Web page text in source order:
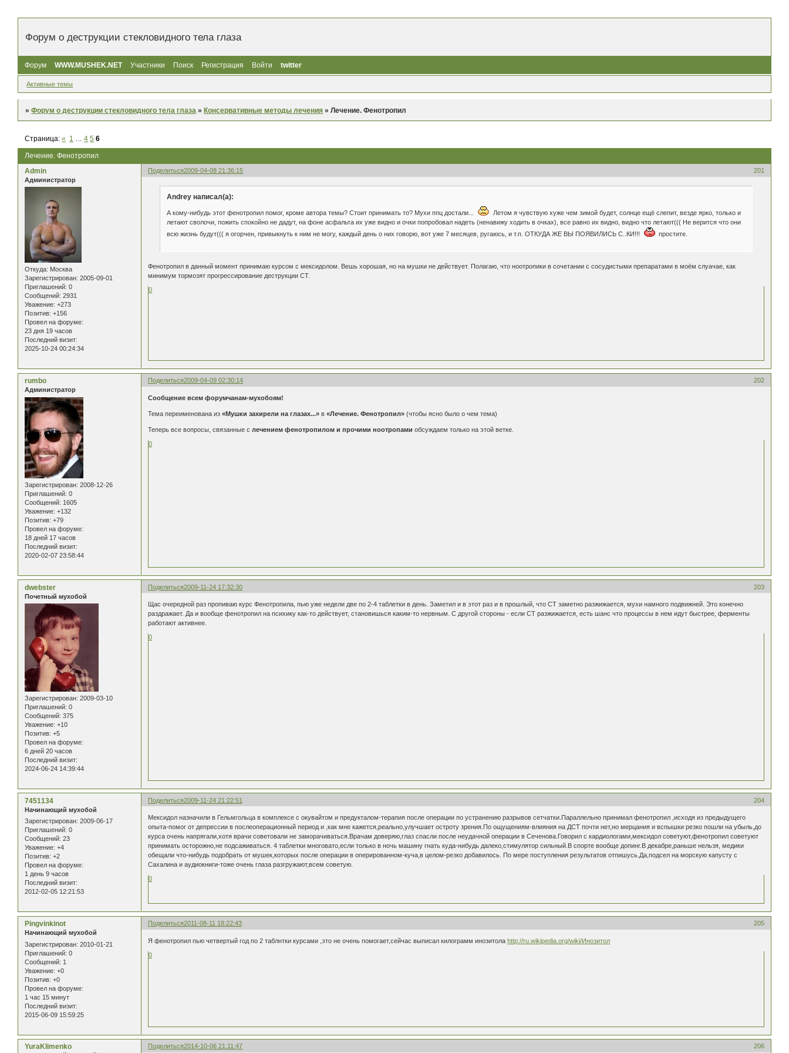
Форум о деструкции стекловидного тела глаза
Форум WWW.MUSHEK.NET Участники Поиск Регистрация Войти twitter
Активные темы
»Форум о деструкции стекловидного тела глаза »Консервативные методы лечения »Лечение. Фенотропил
Лечение. Фенотропил
Страница:« 1 … 4 5 6
Поделиться 201
2009-04-08 21:36:15
Admin
Администратор
Откуда: Москва
Зарегистрирован: 2005-09-01
Приглашений: 0
Сообщений: 2931
Уважение: +273
Позитив: +156
Провел на форуме:
23 дня 19 часов
Последний визит:
2025-10-24 00:24:34
Andrey написал(а):
А кому-нибудь этот фенотропил помог, кроме автора темы? Стоит принимать то? Мухи ппц достали...
Летом я чувствую хуже чем зимой будет, солнце ещё слепит, везде ярко, только и
летают сволочи, пожить спокойно не дадут, на фоне асфальта их уже видно и очки попробовал надеть (ненавижу ходить в очках), все равно их видно, видно что летают((( Не верится что они
всю жизнь будут((( я огорчен, привыкнуть к ним не могу, каждый день о них говорю, вот уже 7 месяцев, ругаюсь, и т.п. ОТКУДА ЖЕ ВЫ ПОЯВИЛИСЬ С..КИ!!!
простите.
Фенотропил в данный момент принимаю курсом с мексидолом. Вешь хорошая, но на мушки не действует. Полагаю, что ноотропики в сочетании с сосудистыми препаратами в моём слуачае, как
минимум тормозят прогрессирование деструкции СТ.
0
Поделиться 202
2009-04-09 02:30:14
rumbo
Администратор
Зарегистрирован: 2008-12-26
Приглашений: 0
Сообщений: 1605
Уважение: +132
Позитив: +79
Провел на форуме:
18 дней 17 часов
Последний визит:
2020-02-07 23:58:44
Сообщение всем форумчанам-мухобоям!
Тема переименована из«Мушки захирели на глазах...» в«Лечение. Фенотропил» (чтобы ясно было о чем тема)
Теперь все вопросы, связанные с лечением фенотропилом и прочими ноотропами обсуждаем только на этой ветке.
0
Поделиться 203
2009-11-24 17:32:30
dwebster
Почетный мухобой
Зарегистрирован: 2009-03-10
Приглашений: 0
Сообщений: 375
Уважение: +10
Позитив: +5
Провел на форуме:
6 дней 20 часов
Последний визит:
2024-06-24 14:39:44
Щас очередной раз пропиваю курс Фенотропила, пью уже недели две по 2-4 таблетки в день. Заметил и в этот раз и в прошлый, что СТ заметно разжижается, мухи намного подвижней. Это конечно
раздражает. Да и вообще фенотропил на психику как-то действует, становишься каким-то нервным. С другой стороны - если СТ разжижается, есть шанс что процессы в нем идут быстрее, ферменты
работают активнее.
0
Поделиться 204
2009-11-24 21:22:51
7451134
Начинающий мухобой
Зарегистрирован: 2009-06-17
Приглашений: 0
Сообщений: 23
Уважение: +4
Позитив: +2
Провел на форуме:
1 день 9 часов
Последний визит:
2012-02-05 12:21:53
Мексидол назначили в Гельмгольца в комплексе с окувайтом и предукталом-терапия после операции по устранению разрывов сетчатки.Параллельно принимал фенотропил ,исходя из предыдущего
опыта-помог от депрессии в послеоперационный период и ,как мне кажется,реально,улучшает остроту зрения.По ощущениям-влияния на ДСТ почти нет,но мерцания и вспышки резко пошли на убыль,до
курса очень напрягали,хотя врачи советовали не заморачиваться.Врачам доверяю,глаз спасли после неудачной операции в Сеченова.Говорил с кардиологами,мексидол советуют,фенотропил советуют
принимать осторожно,не подсаживаться. 4 таблетки многовато,если только в ночь машину гнать куда-нибудь далеко,стимулятор сильный.В спорте вообще допинг.В декабре,раньше нельзя, медики
обещали что-нибудь подобрать от мушек,которых после операции в оперированном-куча,в целом-резко добавилось. По мере поступления результатов отпишусь.Да,подсел на морскую капусту с
Сахалина и аудиокниги-тоже очень глаза разгружают,всем советую.
0
Поделиться 205
2011-08-11 18:22:43
Pingvinkinot
Начинающий мухобой
Зарегистрирован: 2010-01-21
Приглашений: 0
Сообщений: 1
Уважение: +0
Позитив: +0
Провел на форуме:
1 час 15 минут
Последний визит:
2015-06-09 15:59:25
Я фенотропил пью четвертый год по 2 таблнтки курсами ,это не очень помогает,сейчас выписал килограмм инозитолаhttp://ru.wikipedia.org/wiki/Инозитол
0
Поделиться 206
2014-10-06 21:11:47
YuraKlimenko